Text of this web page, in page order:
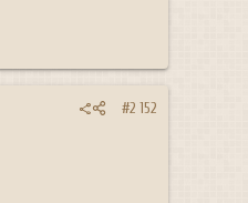
#2 152